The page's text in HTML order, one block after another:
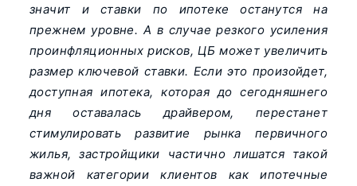
значит и ставки по ипотеке останутся на
прежнем уровне. А в случае резкого усиления
проинфляционных рисков, ЦБ может увеличить
размер ключевой ставки. Если это произойдет,
доступная ипотека, которая до сегодняшнего
дня оставалась драйвером, перестанет
стимулировать развитие рынка первичного
жилья, застройщики частично лишатся такой
важной категории клиентов как ипотечные